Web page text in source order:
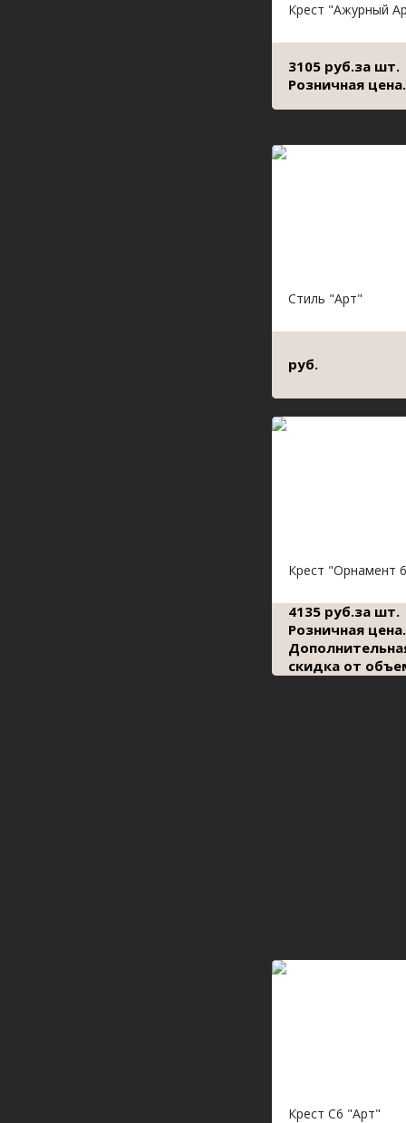
Крест "Ажурный
3105 руб.за шт.
Розничная цена.
Стиль "Арт"
руб.
Крест "Орнамент
4135 руб.за шт.
Розничная цена.
скидка от
Крест С6 "Арт"